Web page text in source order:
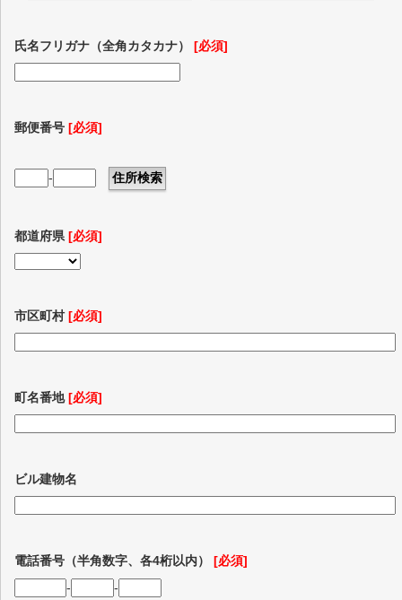
氏名フリガナ（全角カタカナ） [必須]
郵便番号 [必須]
-
都道府県 [必須]
市区町村[必須]
町名番地[必須]
ビル建物名
電話番号（半角数字、各4桁以内） [必須]
-
-